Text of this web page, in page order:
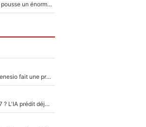
Victime de racisme contre Murray, Kyrgios pousse un énorme coup de gueule !
«Très, très agréablement surpris» : Bruno Genesio fait une promesse pour la suite du mercato de l’OM et rassure les supporters
PSG : Deux gros transferts bouclés en 2027 ? L'IA prédit déjà les deux joueurs qui pourraient rejoindre Luis Enrique !